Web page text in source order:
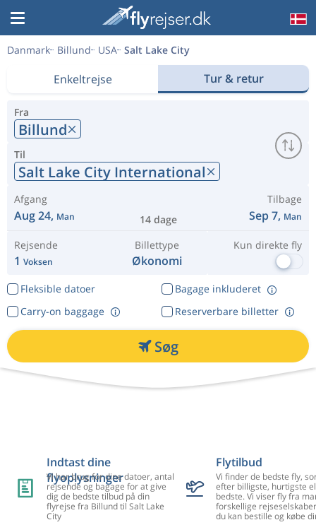
Danmark Billund USA Salt Lake City
Enkeltrejse Tur & retur
Fra
Billund
Til
Salt Lake City International
Afgang
Aug 24, Man 14 dage
Tilbage
Sep 7, Man
Rejsende
1 Voksen
Billettype
Økonomi
Kun direkte fly
Fleksible datoer
Bagage inkluderet
Reserverbare billetter
Carry-on baggage
Søg
Indtast dine
flyoplysninger
Vi har brug for dine datoer, antal
rejsende og bagage for at give
dig de bedste tilbud på din
flyrejse fra Billund til Salt Lake
City
Flytilbud
Vi finder de bedste fly,
efter billigste, hurtigste
bedste. Vi viser fly fra
forskellige
du kan bestille og købe